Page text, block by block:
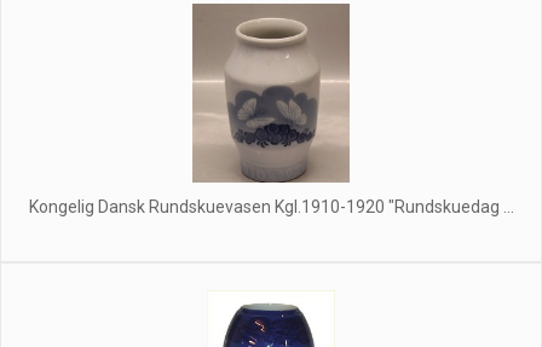
Kongelig Dansk Rundskuevasen Kgl.1910-1920 "Rundskuedag ...